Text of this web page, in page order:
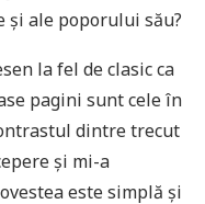
ale poporului său?
la fel de clasic ca
pagini sunt cele în
dintre trecut
și mi-a
este simplă și